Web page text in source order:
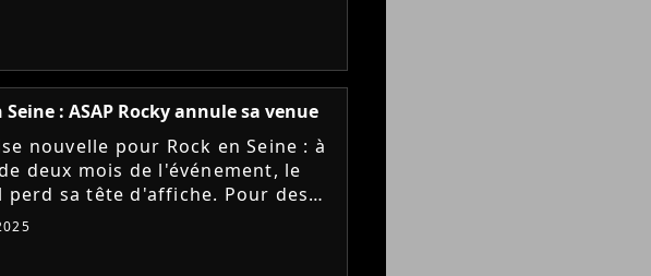
Seine : ASAP Rocky annule sa venue
nouvelle pour Rock en Seine : à
deux mois de l'événement, le
perd sa tête d'affiche. Pour des
inconnues, le rappeur ASAP Rock
sa venue. Mais...